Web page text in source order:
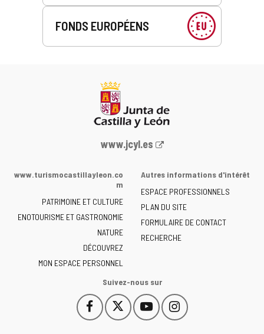
FONDS EUROPÉENS
Portail
la
de
Castilla
y
León
-
www.jcyl.es
www.turismocastillayleon.co
m
PATRIMOINE ET CULTURE
ENOTOURISME ET GASTRONOMIE
NATURE
DÉCOUVREZ
MON ESPACE PERSONNEL
Autres informations d'intérêt
ESPACE PROFESSIONNELS
PLAN DU SITE
FORMULAIRE DE CONTACT
RECHERCHE
Suivez-nous sur
Facebook
Este
enlace
Este
enlace
YouTube
Este
enlace
Instagram
Este
enlace